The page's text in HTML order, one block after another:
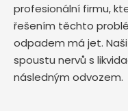
profesionální firmu,
řešením těchto
odpadem má jet.
spoustu nervů s
následným odvozem.